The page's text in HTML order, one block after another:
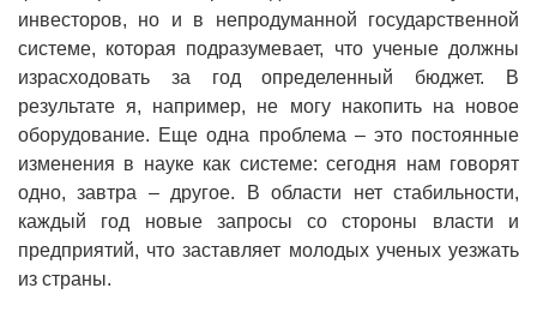
инвесторов, но и в непродуманной государственной
системе, которая подразумевает, что ученые должны
израсходовать за год определенный бюджет. В
результате я, например, не могу накопить на новое
оборудование. Еще одна проблема – это постоянные
изменения в науке как системе: сегодня нам говорят
одно, завтра – другое. В области нет стабильности,
каждый год новые запросы со стороны власти и
предприятий, что заставляет молодых ученых уезжать
из страны.